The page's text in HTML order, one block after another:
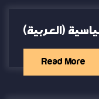
سياسية
Read More